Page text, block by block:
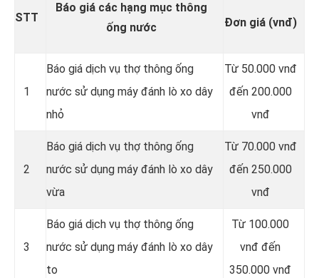
STT
Báo giá các hạng mục thông
ống nước
Đơn giá (vnđ)
1
Báo giá dịch vụ thợ thông ống
nước sử dụng máy đánh lò xo dây
nhỏ
Từ 50.000 vnđ
đến 200.000
vnđ
2
Báo giá dịch vụ thợ thông ống
nước sử dụng máy đánh lò xo dây
vừa
Từ 70.000 vnđ
đến 250.000
vnđ
3
Báo giá dịch vụ thợ thông ống
nước sử dụng máy đánh lò xo dây
to
Từ 100.000
vnđ đến
350.000 vnđ